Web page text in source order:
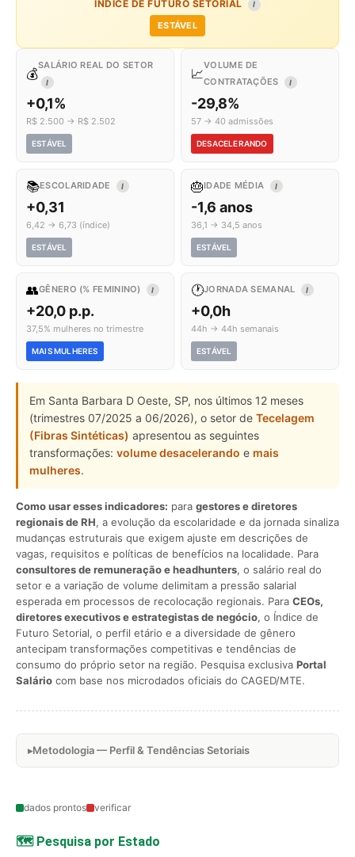
ÍNDICE DE FUTURO SETORIAL I
ESTÁVEL
💰
SALÁRIO REAL DO SETOR
I
+0,1%
R$ 2.500 → R$ 2.502
ESTÁVEL
📈
VOLUME DE
CONTRATAÇÕES
I
-29,8%
57 → 40 admissões
DESACELERANDO
📚ESCOLARIDADE I
+0,31
6,42 → 6,73 (índice)
ESTÁVEL
🎂IDADE MÉDIA I
-1,6 anos
36,1 → 34,5 anos
ESTÁVEL
👥GÊNERO (% FEMININO) I
+20,0 p.p.
37,5% mulheres no trimestre
MAIS MULHERES
🕐JORNADA SEMANAL I
+0,0h
44h → 44h semanais
ESTÁVEL
Em Santa Barbara D Oeste, SP, nos últimos 12 meses
(trimestres 07/2025 a 06/2026), o setor de Tecelagem
(Fibras Sintéticas) apresentou as seguintes
transformações: volume desacelerando e mais
mulheres.
Como usar esses indicadores: para gestores e diretores
regionais de RH, a evolução da escolaridade e da jornada sinaliza
mudanças estruturais que exigem ajuste em descrições de
vagas, requisitos e políticas de benefícios na localidade. Para
consultores de remuneração e headhunters, o salário real do
setor e a variação de volume delimitam a pressão salarial
esperada em processos de recolocação regionais. Para CEOs,
diretores executivos e estrategistas de negócio, o Índice de
Futuro Setorial, o perfil etário e a diversidade de gênero
antecipam transformações competitivas e tendências de
consumo do próprio setor na região. Pesquisa exclusiva Portal
Salário com base nos microdados oficiais do CAGED/MTE.
Metodologia — Perfil & Tendências Setoriais
dados prontos verificar
🗺️ Pesquisa por Estado